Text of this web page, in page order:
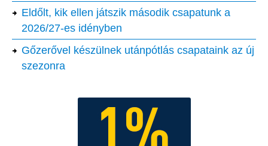
Eldőlt, kik ellen játszik második csapatunk a
2026/27-es idényben
Gőzerővel készülnek utánpótlás csapataink az új
szezonra